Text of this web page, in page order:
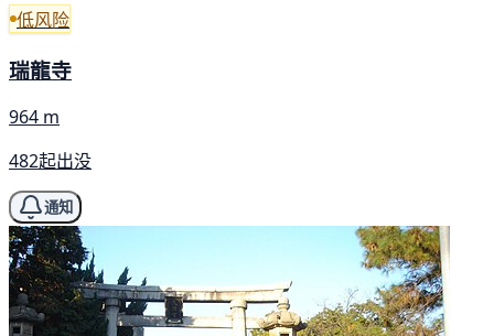
低风险
瑞龍寺
964 m
482起出没
通知